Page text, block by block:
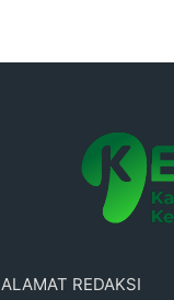
ALAMAT REDAKSI